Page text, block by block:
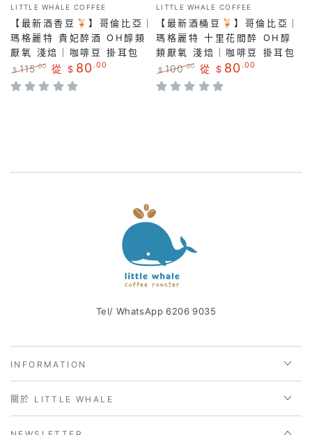
販：
LITTLE WHALE COFFEE
【最新酒香豆🍹】哥倫比亞｜
瑪格麗特 貴妃醉酒 OH醇類
厭氧 淺焙｜咖啡豆 掛耳包
正
常
$ 115.00
特
賣
從 $ 80 .00
販：
LITTLE WHALE COFFEE
【最新酒桶豆🍹】哥倫比亞｜
瑪格麗特 十里花間醉 OH醇
類厭氧 淺焙｜咖啡豆 掛耳包
正
常
$ 100.00
特
賣
從 $ 80 .00
Tel/ WhatsApp 6206 9035
INFORMATION
關於 LITTLE WHALE